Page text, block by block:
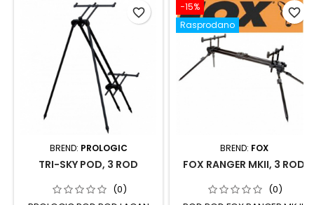
BREND: PROLOGIC
TRI-SKY POD, 3 ROD
(0)
favorite_border
−15%
Rasprodano
BREND: FOX
FOX RANGER MKII, 3 ROD
(0)
favorite_border